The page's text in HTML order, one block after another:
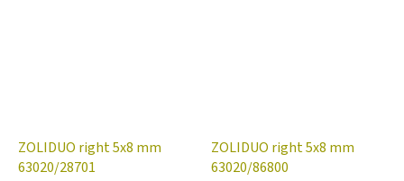
ZOLIDUO right 5x8 mm
63020/28701
ZOLIDUO right 5x8 mm
63020/86800